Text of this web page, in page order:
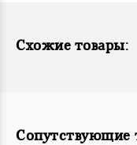
Схожие товары:
Сопутствующие